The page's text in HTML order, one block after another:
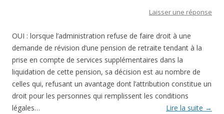
Laisser une réponse
OUI : lorsque l’administration refuse de faire droit à une
demande de révision d’une pension de retraite tendant à la
prise en compte de services supplémentaires dans la
liquidation de cette pension, sa décision est au nombre de
celles qui, refusant un avantage dont l’attribution constitue un
droit pour les personnes qui remplissent les conditions
légales…
Lire la suite →